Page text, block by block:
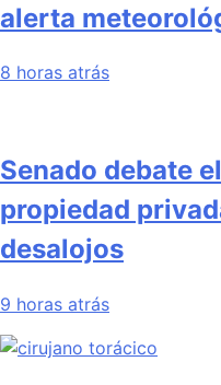
alerta
8 horas atrás
Senado debate
propiedad
desalojos
9 horas atrás